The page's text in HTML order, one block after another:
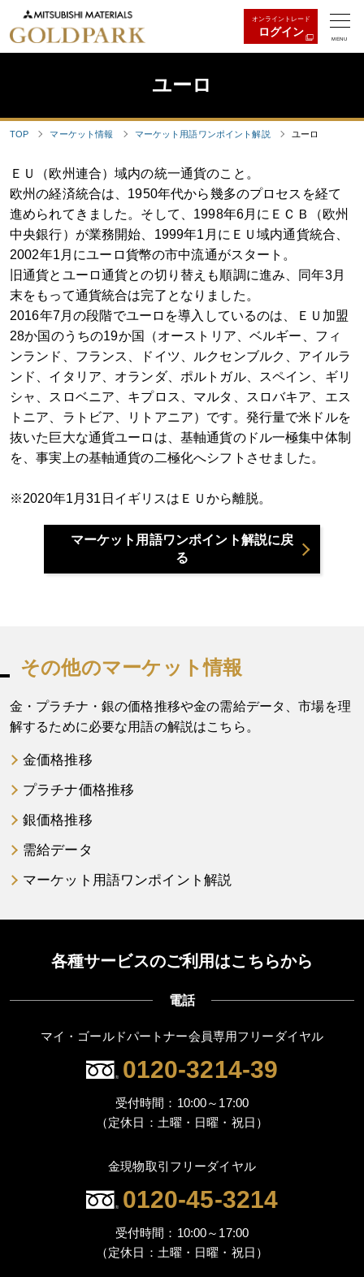
オンライントレード
ログイン
MENU
ユーロ
TOP マーケット情報 マーケット用語ワンポイント解説 ユーロ
ＥＵ（欧州連合）域内の統一通貨のこと。
欧州の経済統合は、1950年代から幾多のプロセスを経て
進められてきました。そして、1998年6月にＥＣＢ（欧州
中央銀行）が業務開始、1999年1月にＥＵ域内通貨統合、
2002年1月にユーロ貨幣の市中流通がスタート。
旧通貨とユーロ通貨との切り替えも順調に進み、同年3月
末をもって通貨統合は完了となりました。
2016年7月の段階でユーロを導入しているのは、ＥＵ加盟
28か国のうちの19か国（オーストリア、ベルギー、フィ
ンランド、フランス、ドイツ、ルクセンブルク、アイルラ
ンド、イタリア、オランダ、ポルトガル、スペイン、ギリ
シャ、スロベニア、キプロス、マルタ、スロバキア、エス
トニア、ラトビア、リトアニア）です。発行量で米ドルを
抜いた巨大な通貨ユーロは、基軸通貨のドル一極集中体制
を、事実上の基軸通貨の二極化へシフトさせました。
※2020年1月31日イギリスはＥＵから離脱。
マーケット用語ワンポイント解説に戻
る
その他のマーケット情報
金・プラチナ・銀の価格推移や金の需給データ、市場を理
解するために必要な用語の解説はこちら。
金価格推移
プラチナ価格推移
銀価格推移
需給データ
マーケット用語ワンポイント解説
各種サービスのご利用はこちらから
電話
マイ・ゴールドパートナー会員専用フリーダイヤル
0120-3214-39
受付時間：10:00～17:00
（定休日：土曜・日曜・祝日）
金現物取引フリーダイヤル
0120-45-3214
受付時間：10:00～17:00
（定休日：土曜・日曜・祝日）